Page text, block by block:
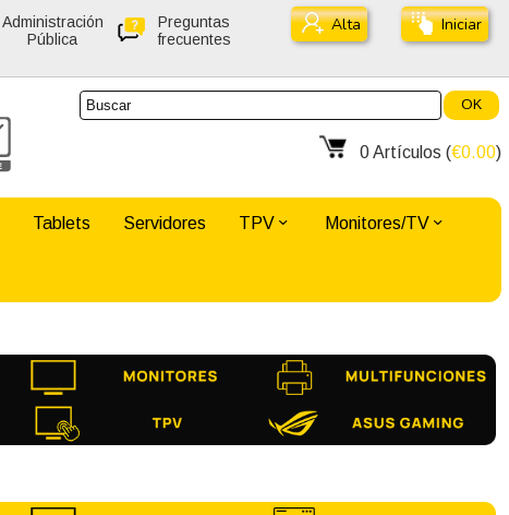
Administración
Pública
Preguntas
frecuentes
Iniciar
Alta
OK
0Artículos (€0.00)
Tablets Servidores TPV Monitores/TV